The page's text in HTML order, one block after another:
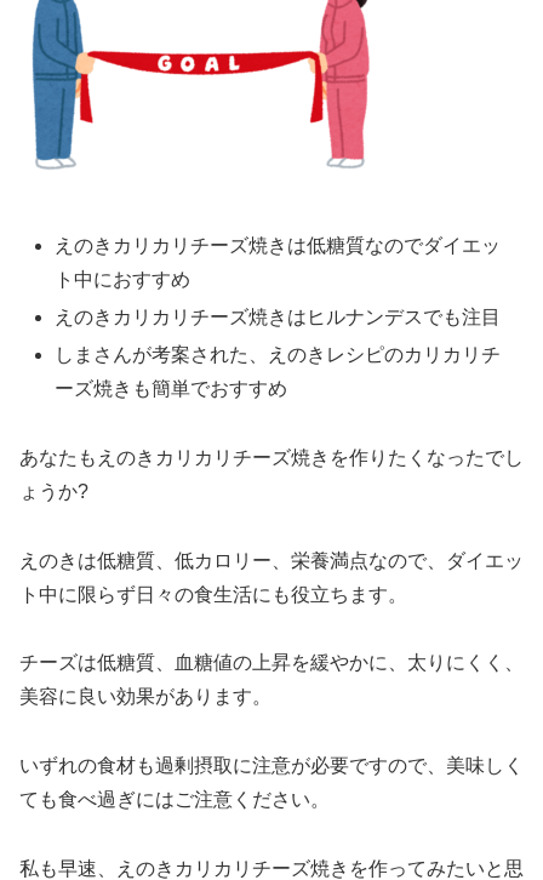
えのきカリカリチーズ焼きは低糖質なのでダイエッ
ト中におすすめ
えのきカリカリチーズ焼きはヒルナンデスでも注目
しまさんが考案された、えのきレシピのカリカリチ
ーズ焼きも簡単でおすすめ
あなたもえのきカリカリチーズ焼きを作りたくなったでし
ょうか?
えのきは低糖質、低カロリー、栄養満点なので、ダイエッ
ト中に限らず日々の食生活にも役立ちます。
チーズは低糖質、血糖値の上昇を緩やかに、太りにくく、
美容に良い効果があります。
いずれの食材も過剰摂取に注意が必要ですので、美味しく
ても食べ過ぎにはご注意ください。
私も早速、えのきカリカリチーズ焼きを作ってみたいと思